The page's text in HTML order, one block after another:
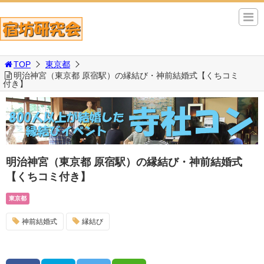
TOP
東京都
明治神宮（東京都 原宿駅）の縁結び・神前結婚式【くちコミ
付き】
明治神宮（東京都 原宿駅）の縁結び・神前結婚式
【くちコミ付き】
東京都
神前結婚式 縁結び